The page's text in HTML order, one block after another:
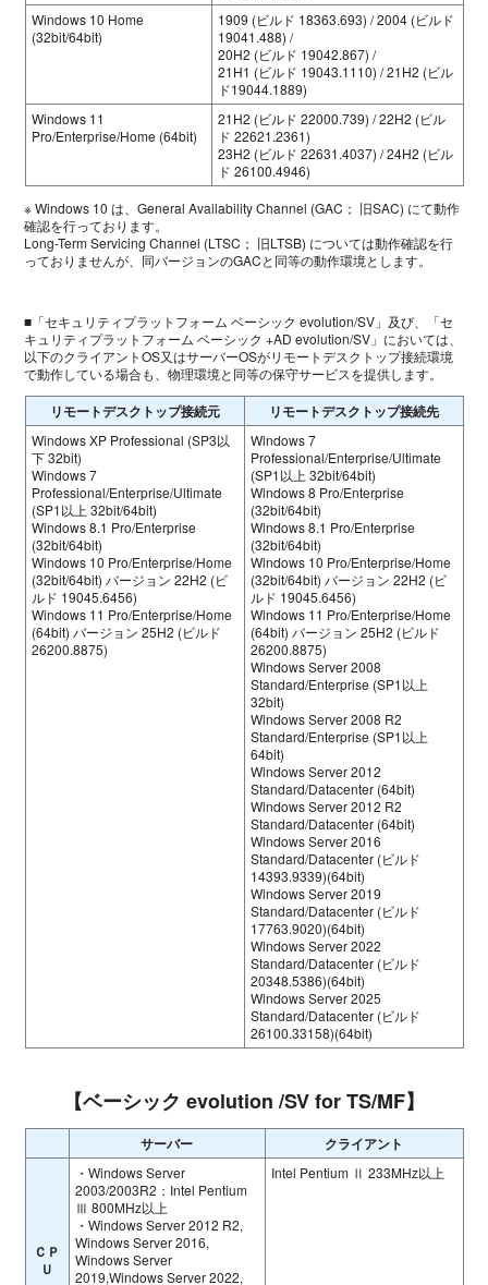
Windows 10 Home
(32bit/64bit)
1909 (ビルド 18363.693) / 2004 (ビルド
19041.488) /
20H2 (ビルド 19042.867) /
21H1 (ビルド 19043.1110) / 21H2 (ビル
ド19044.1889)
Windows 11
Pro/Enterprise/Home (64bit)
21H2 (ビルド 22000.739) / 22H2 (ビル
ド 22621.2361)
23H2 (ビルド 22631.4037) / 24H2 (ビル
ド 26100.4946)
※ Windows 10 は、General Availability Channel (GAC； 旧SAC) にて動作
確認を行っております。
Long-Term Servicing Channel (LTSC； 旧LTSB) については動作確認を行
っておりませんが、同バージョンのGACと同等の動作環境とします。
■「セキュリティプラットフォーム ベーシック evolution/SV」及び、「セ
キュリティプラットフォーム ベーシック +AD evolution/SV」においては、
以下のクライアントOS又はサーバーOSがリモートデスクトップ接続環境
で動作している場合も、物理環境と同等の保守サービスを提供します。
リモートデスクトップ接続元 リモートデスクトップ接続先
Windows XP Professional (SP3以
下 32bit)
Windows 7
Professional/Enterprise/Ultimate
(SP1以上 32bit/64bit)
Windows 8.1 Pro/Enterprise
(32bit/64bit)
Windows 10 Pro/Enterprise/Home
(32bit/64bit) バージョン 22H2 (ビ
ルド 19045.6456)
Windows 11 Pro/Enterprise/Home
(64bit) バージョン 25H2 (ビルド
26200.8875)
Windows 7
Professional/Enterprise/Ultimate
(SP1以上 32bit/64bit)
Windows 8 Pro/Enterprise
(32bit/64bit)
Windows 8.1 Pro/Enterprise
(32bit/64bit)
Windows 10 Pro/Enterprise/Home
(32bit/64bit) バージョン 22H2 (ビ
ルド 19045.6456)
Windows 11 Pro/Enterprise/Home
(64bit) バージョン 25H2 (ビルド
26200.8875)
Windows Server 2008
Standard/Enterprise (SP1以上
32bit)
Windows Server 2008 R2
Standard/Enterprise (SP1以上
64bit)
Windows Server 2012
Standard/Datacenter (64bit)
Windows Server 2012 R2
Standard/Datacenter (64bit)
Windows Server 2016
Standard/Datacenter (ビルド
14393.9339)(64bit)
Windows Server 2019
Standard/Datacenter (ビルド
17763.9020)(64bit)
Windows Server 2022
Standard/Datacenter (ビルド
20348.5386)(64bit)
Windows Server 2025
Standard/Datacenter (ビルド
26100.33158)(64bit)
【ベーシック evolution /SV for TS/MF】
サーバー クライアント
ＣＰ
Ｕ
・Windows Server
2003/2003R2：Intel Pentium
Ⅲ 800MHz以上
・Windows Server 2012 R2,
Windows Server 2016,
Windows Server
2019,Windows Server 2022,
Intel Pentium Ⅱ 233MHz以上